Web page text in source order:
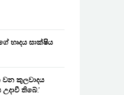
හෘදය සාක්ෂිය
වන කුලවාදය
තිබේ.’